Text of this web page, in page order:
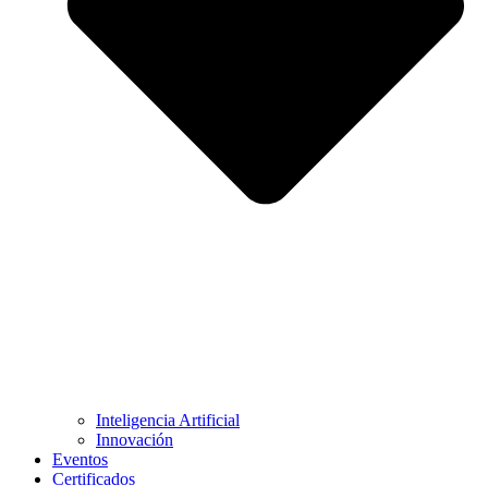
Inteligencia Artificial
Innovación
Eventos
Certificados